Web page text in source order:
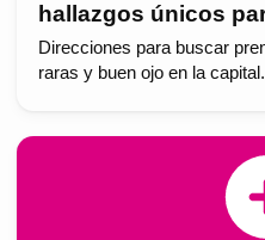
hallazgos únicos
Direcciones para buscar
raras y buen ojo en la capital.